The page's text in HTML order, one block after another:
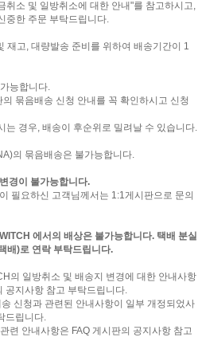
취소 및 일방취소에 대한 안내"를 참고하시고,
중한 주문 부탁드립니다.
재고, 대량발송 준비를 위하여 배송기간이 1
능합니다.
묶음배송 신청 안내를 꼭 확인하시고 신청
경우, 배송이 후순위로 밀려날 수 있습니다.
의 묶음배송은 불가능합니다.
경이 불가능합니다.
필요하신 고객님께서는 1:1게시판으로 문의
에서의 배상은 불가능합니다. 택배 분실
배)로 연락 부탁드립니다.
의 일방취소 및 배송지 변경에 대한 안내사항
공지사항 참고 부탁드립니다.
신청과 관련된 안내사항이 일부 개정되었사
드립니다.
련 안내사항은 FAQ 게시판의 공지사항 참고